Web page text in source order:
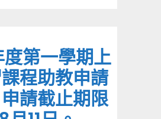
度第一學期上
程助教申請
請截止期限